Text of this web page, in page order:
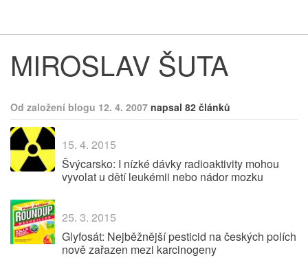
MIROSLAV ŠUTA
Od založení blogu 12. 4. 2007 napsal 82 článků
15. 4. 2015
Švýcarsko: I nízké dávky radioaktivity mohou
vyvolat u dětí leukémii nebo nádor mozku
25. 3. 2015
Glyfosát: Nejběžnější pesticid na českých polích
nově zařazen mezi karcinogeny